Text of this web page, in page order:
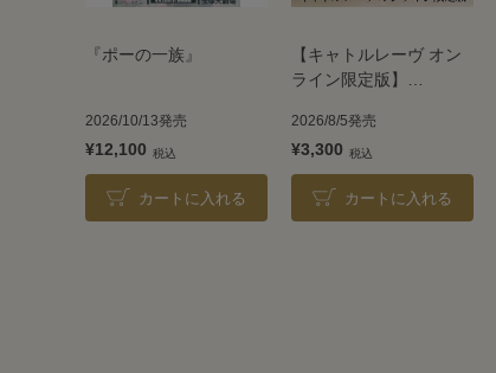
『ポーの一族』
2026/10/13発売
¥12,100
カートに入れる
【キャトルレーヴ オン
ライン限定版】
2026
2026/8/5発売
¥3,300
カートに入れる